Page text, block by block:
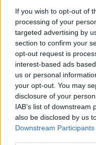
If you wish to opt-out of
processing of your
targeted advertising by
section to confirm your
opt-out request is
interest-based ads
us or personal
your opt-out. You may
disclosure of your
IAB’s list of
also be disclosed by us
Downstream Participants
οικογένεια και ο
του
Ντέιβιντ Μπέκαμ
Βικτόρια Μπέκαμ
λεονάρντο ντι